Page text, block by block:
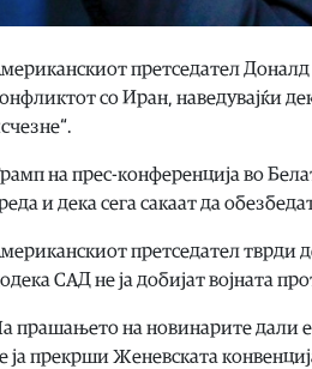
претседател
со Иран, наведувајќи
на прес-конференција во
и дека сега сакаат да
претседател тврди
САД не ја добијат војната
прашањето на новинарите дали
ја прекрши Женевската